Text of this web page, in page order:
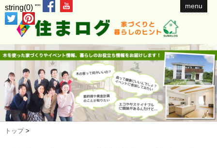
string(0) "" menu
トップ >